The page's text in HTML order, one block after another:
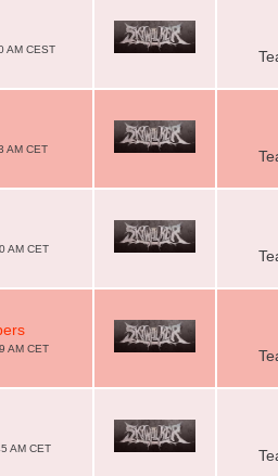
AM CEST
AM CET
AM CET
AM CET
AM CET